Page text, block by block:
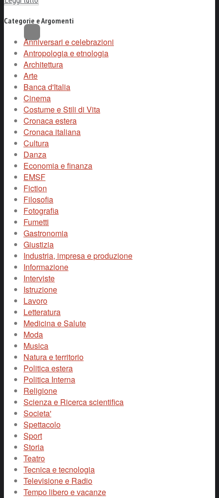
Categorie e Argomenti
Anniversari e celebrazioni
Antropologia e etnologia
Architettura
Arte
Banca d'Italia
Cinema
Costume e Stili di Vita
Cronaca estera
Cronaca italiana
Cultura
Danza
Economia e finanza
EMSF
Fiction
Filosofia
Fotografia
Fumetti
Gastronomia
Giustizia
Industria, impresa e produzione
Informazione
Interviste
Istruzione
Lavoro
Letteratura
Medicina e Salute
Moda
Musica
Natura e territorio
Politica estera
Politica Interna
Religione
Scienza e Ricerca scientifica
Societa'
Spettacolo
Sport
Storia
Teatro
Tecnica e tecnologia
Televisione e Radio
Tempo libero e vacanze